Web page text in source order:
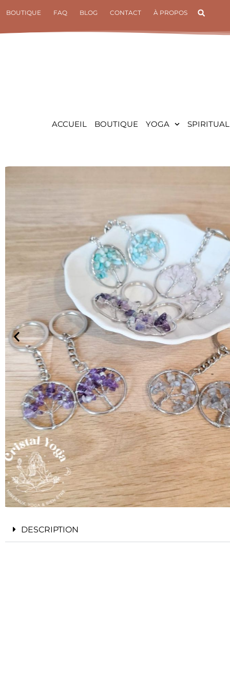
contenu
BOUTIQUE FAQ BLOG CONTACT À PROPOS
ACCUEIL BOUTIQUE YOGA
DESCRIPTION